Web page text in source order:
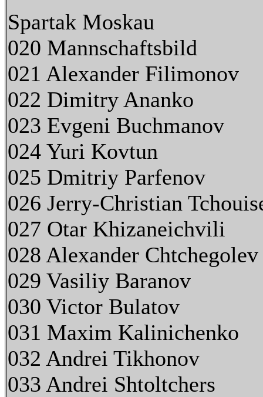
Spartak Moskau
020 Mannschaftsbild
021 Alexander Filimonov
022 Dimitry Ananko
023 Evgeni Buchmanov
024 Yuri Kovtun
025 Dmitriy Parfenov
026 Jerry-Christian
027 Otar Khizaneichvili
028 Alexander Chtchegolev
029 Vasiliy Baranov
030 Victor Bulatov
031 Maxim Kalinichenko
032 Andrei Tikhonov
033 Andrei Shtoltchers